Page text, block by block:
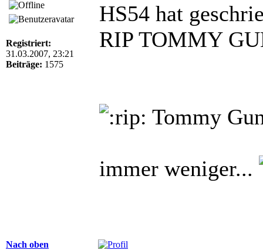
Registriert:
31.03.2007, 23:21
Beiträge: 1575
HS54 hat
RIP TOMMY
Tommy
immer weniger...
Nach oben